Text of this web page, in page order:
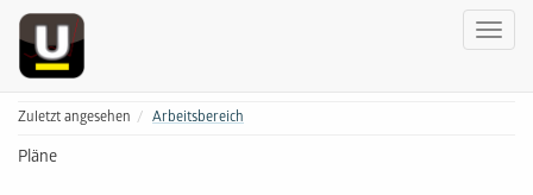
Zuletzt angesehen Arbeitsbereich
Pläne